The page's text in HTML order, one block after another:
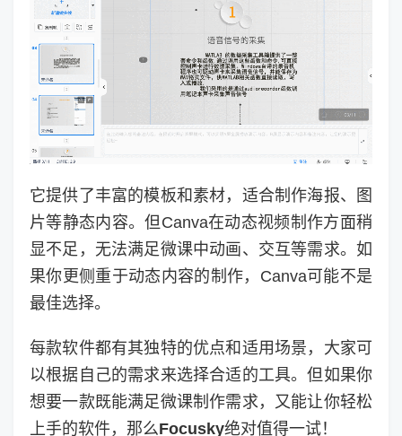
它提供了丰富的模板和素材，适合制作海报、图
片等静态内容。但Canva在动态视频制作方面稍
显不足，无法满足微课中动画、交互等需求。如
果你更侧重于动态内容的制作，Canva可能不是
最佳选择。
每款软件都有其独特的优点和适用场景，大家可
以根据自己的需求来选择合适的工具。但如果你
想要一款既能满足微课制作需求，又能让你轻松
上手的软件，那么Focusky绝对值得一试！